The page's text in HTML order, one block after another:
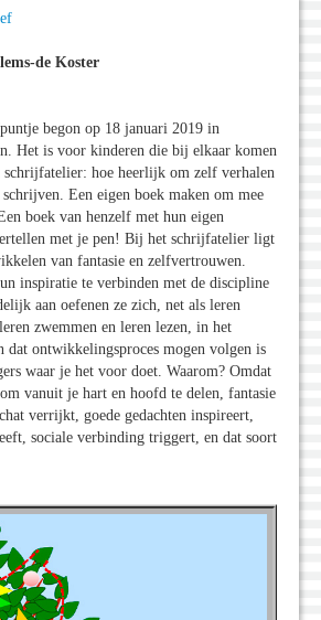
de Koster
begon op 18 januari 2019 in
Het is voor kinderen die bij elkaar komen
schrijfatelier: hoe heerlijk om zelf verhalen
Een eigen boek maken om mee
boek van henzelf met hun eigen
met je pen! Bij het schrijfatelier ligt
van fantasie en zelfvertrouwen.
inspiratie te verbinden met de discipline
aan oefenen ze zich, net als leren
zwemmen en leren lezen, in het
dat ontwikkelingsproces mogen volgen is
waar je het voor doet. Waarom? Omdat
vanuit je hart en hoofd te delen, fantasie
verrijkt, goede gedachten inspireert,
sociale verbinding triggert, en dat soort